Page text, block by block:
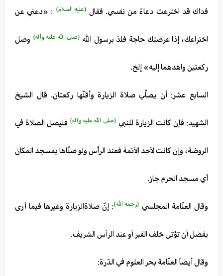
فداك قد اخترعت دعاءً من نفسي. فقال (عليه السلام) : «دعني عن
اختراعك، إذا عرضتك حاجة فلذ برسول الله (صلى الله عليه وآله) وصل
ركعتين واهدهما إليه» إلخ.
السابع عشر: أن يصلّي صلاة الزيارة وأقلّها ركعتان. قال الشيخ
الشهيد: فإن كانت الزيارة للنبي (صلى الله عليه وآله) فليصل الصلاة في
الروضة، وإن كانت لأحد الأئمة فعند الرأس ولو صلّاها بمسجد المكان
أي مسجد الحرم جاز.
وقال العلّامة المجلسي (رحمه الله): إنّ صلاة‌الزيارة وغيرها فيما أرى
يفضل أن تؤتى خلف القبر أو عند الرأس الشريف.
وقال أيضاً العلّامة بحر العلوم في الدّرة: